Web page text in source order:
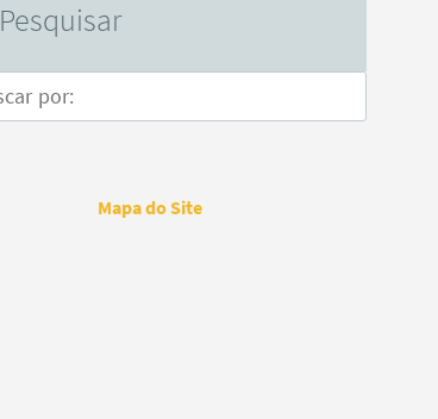
Pesquisar
Mapa do Site